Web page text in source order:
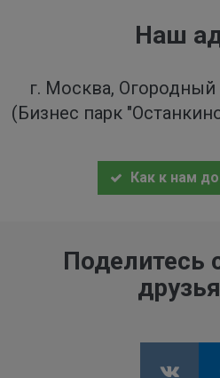
Наш
г. Москва, Огородный
(Бизнес парк
Как к нам
Поделитесь